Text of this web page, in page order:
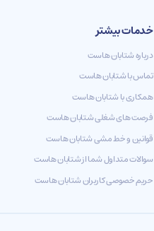
خدمات بیشتر
درباره شتابان هاست
تماس با شتابان هاست
همکاری با شتابان هاست
فرصت های شغلی شتابان هاست
قوانین و خط مشی شتابان هاست
سوالات متداول شما از شتابان هاست
حریم خصوصی کاربران شتابان هاست